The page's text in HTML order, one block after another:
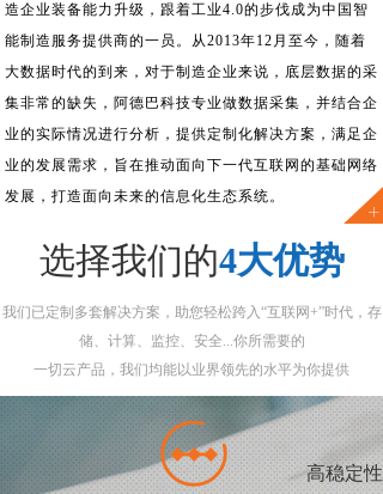
造企业装备能力升级，跟着工业4.0的步伐成为中国智
能制造服务提供商的一员。从2013年12月至今，随着
大数据时代的到来，对于制造企业来说，底层数据的采
集非常的缺失，阿德巴科技专业做数据采集，并结合企
业的实际情况进行分析，提供定制化解决方案，满足企
业的发展需求，旨在推动面向下一代互联网的基础网络
发展，打造面向未来的信息化生态系统。
选择我们的4大优势
我们已定制多套解决方案，助您轻松跨入“互联网+”时代，存
储、计算、监控、安全...你所需要的
一切云产品，我们均能以业界领先的水平为你提供
高稳定性